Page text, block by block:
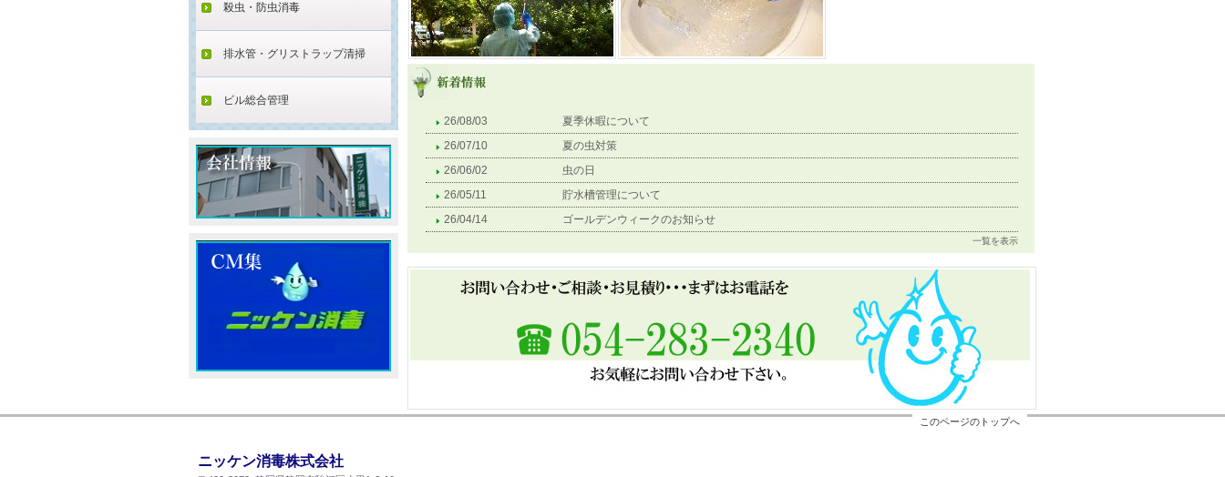
26/08/03
夏季休暇について
26/07/10
夏の虫対策
26/06/02
虫の日
26/05/11
貯水槽管理について
26/04/14
ゴールデンウィークのお知らせ
一覧を表示
殺虫・防虫消毒
排水管・グリストラップ清掃
ビル総合管理
このページのトップへ
ニッケン消毒株式会社